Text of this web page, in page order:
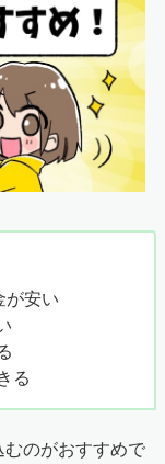
が安い
る
むのがおすすめで